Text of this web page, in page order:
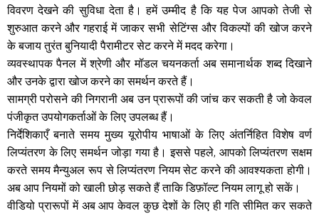
विवरण देखने की सुविधा देता है। हमें उम्मीद है कि यह पेज आपको तेजी से
शुरुआत करने और गहराई में जाकर सभी सेटिंग्स और विकल्पों की खोज करने
के बजाय तुरंत बुनियादी पैरामीटर सेट करने में मदद करेगा।
व्यवस्थापक पैनल में श्रेणी और मॉडल चयनकर्ता अब समानार्थक शब्द दिखाने
और उनके द्वारा खोज करने का समर्थन करते हैं।
सामग्री परोसने की निगरानी अब उन प्रारूपों की जांच कर सकती है जो केवल
पंजीकृत उपयोगकर्ताओं के लिए उपलब्ध हैं।
निर्देशिकाएँ बनाते समय मुख्य यूरोपीय भाषाओं के लिए अंतर्निहित विशेष वर्ण
लिप्यंतरण के लिए समर्थन जोड़ा गया है। इससे पहले, आपको लिप्यंतरण सक्षम
करते समय मैन्युअल रूप से लिप्यंतरण नियम सेट करने की आवश्यकता होगी।
अब आप नियमों को खाली छोड़ सकते हैं ताकि डिफ़ॉल्ट नियम लागू हो सकें।
वीडियो प्रारूपों में अब आप केवल कुछ देशों के लिए ही गति सीमित कर सकते